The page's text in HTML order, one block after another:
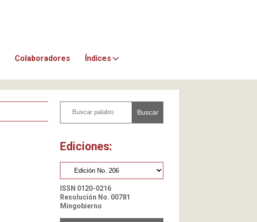
Colaboradores Índices
Buscar
Ediciones:
ISSN 0120-0216
Resolución No. 00781
Mingobierno